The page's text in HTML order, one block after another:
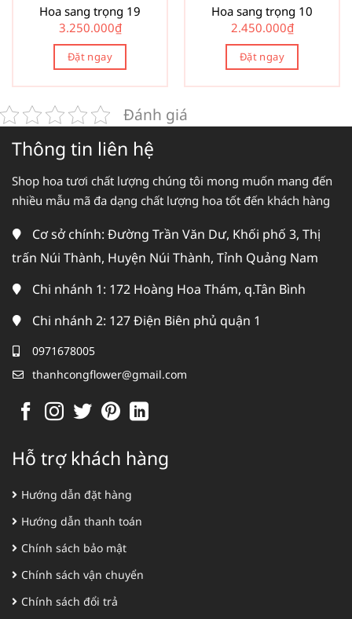
Hoa sang trọng 19
3.250.000₫
Đặt ngay
Hoa sang trọng 10
2.450.000₫
Đặt ngay
Đánh giá
Thông tin liên hệ
Shop hoa tươi chất lượng chúng tôi mong muốn mang đến
nhiều mẫu mã đa dạng chất lượng hoa tốt đến khách hàng
Cơ sở chính: Đường Trần Văn Dư, Khối phố 3, Thị
trấn Núi Thành, Huyện Núi Thành, Tỉnh Quảng Nam
Chi nhánh 1: 172 Hoàng Hoa Thám, q.Tân Bình
Chi nhánh 2: 127 Điện Biên phủ quận 1
0971678005
thanhcongflower@gmail.com
Hỗ trợ khách hàng
Hướng dẫn đặt hàng
Hướng dẫn thanh toán
Chính sách bảo mật
Chính sách vận chuyển
Chính sách đổi trả